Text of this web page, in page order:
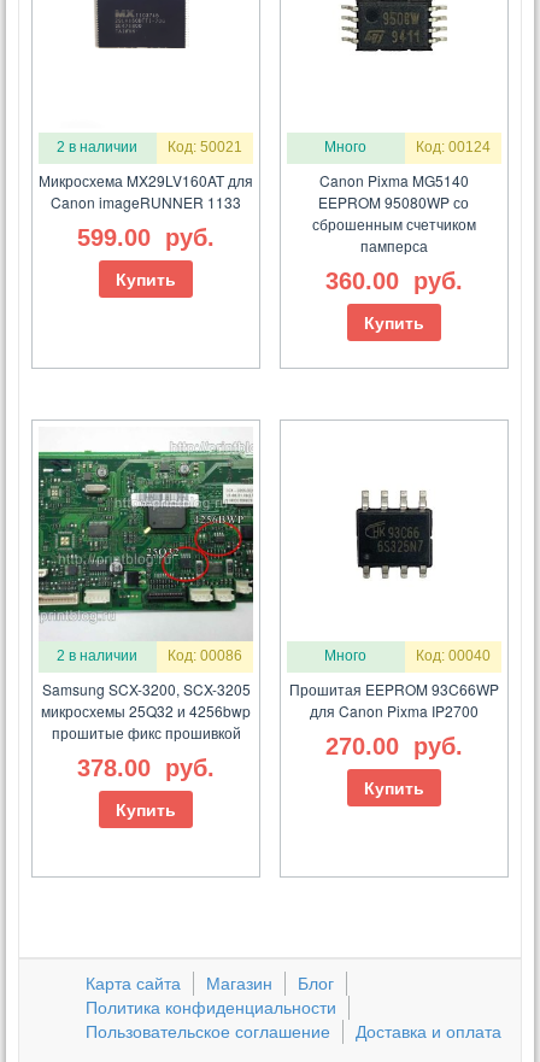
2 в наличии Код: 50021
Микросхема MX29LV160AT для
Canon imageRUNNER 1133
599.00 руб.
Купить
Много Код: 00124
Canon Pixma MG5140
EEPROM 95080WP со
сброшенным счетчиком
памперса
360.00 руб.
Купить
2 в наличии Код: 00086
Samsung SCX-3200, SCX-3205
микросхемы 25Q32 и 4256bwp
прошитые фикс прошивкой
378.00 руб.
Купить
Много Код: 00040
Прошитая EEPROM 93C66WP
для Canon Pixma IP2700
270.00 руб.
Купить
Карта сайта Магазин
Блог
Политика конфиденциальности
Пользовательское соглашение
Доставка и оплата